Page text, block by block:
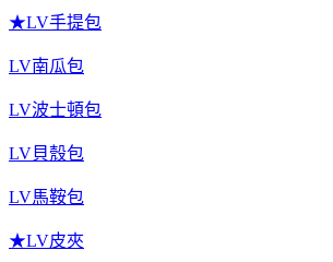
★LV手提包
LV南瓜包
LV波士頓包
LV貝殼包
LV馬鞍包
★LV皮夾